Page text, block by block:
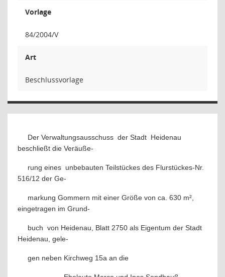
Vorlage
84/2004/V
Art
Beschlussvorlage
Der Verwaltungsausschuss der Stadt Heidenau
beschließt die Veräuße-
rung eines unbebauten Teilstückes des Flurstückes-Nr.
516/12 der Ge-
markung Gommern mit einer Größe von ca. 630 m²,
eingetragen im Grund-
buch von Heidenau, Blatt 2750 als Eigentum der Stadt
Heidenau, gele-
gen neben Kirchweg 15a an die